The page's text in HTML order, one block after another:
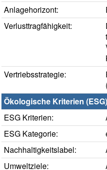
Anlagehorizont:
Verlusttragfähigkeit:
Vertriebsstrategie:
Ökologische Kriterien (ESG)
ESG Kriterien:
ESG Kategorie:
Nachhaltigkeitslabel:
Umweltziele: